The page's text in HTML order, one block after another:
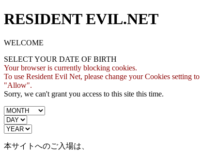
RESIDENT EVIL.NET
WELCOME
SELECT YOUR DATE OF BIRTH
Your browser is currently blocking cookies.
To use Resident Evil Net, please change your Cookies setting to
"Allow".
Sorry, we can't grant you access to this site this time.
本サイトへのご入場は、